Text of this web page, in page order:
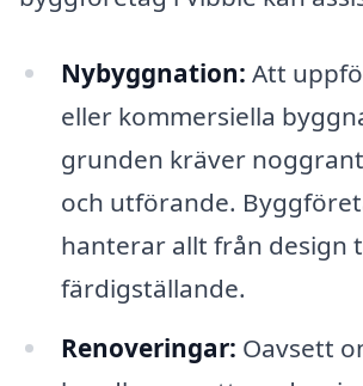
Nybyggnation: Att
eller kommersiella
grunden kräver
och utförande.
hanterar allt från design
färdigställande.
Renoveringar: Oavsett